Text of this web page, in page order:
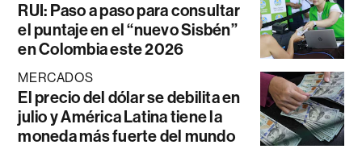
RUI: Paso a paso para consultar
el puntaje en el “nuevo Sisbén”
en Colombia este 2026
MERCADOS
El precio del dólar se debilita en
julio y América Latina tiene la
moneda más fuerte del mundo